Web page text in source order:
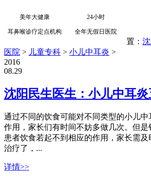
美年大健康
耳鼻喉诊疗定点机构
24小时
全年无假日医院
置：
医院 > 儿童专科 > 小儿中耳炎 >
2016
08.29
沈阳民生医生：小儿中耳
通过不同的饮食可能对不同类型的小儿
作用，家长们有时间不妨多做几次。但
患者饮食若起不到相应的作用，家长需
治疗了，...
详情>>